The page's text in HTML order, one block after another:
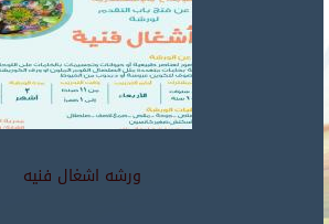
ورشه اشغال فنيه